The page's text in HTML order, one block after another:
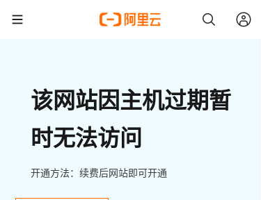
该网站因主机过期暂
时无法访问
开通方法：续费后网站即可开通